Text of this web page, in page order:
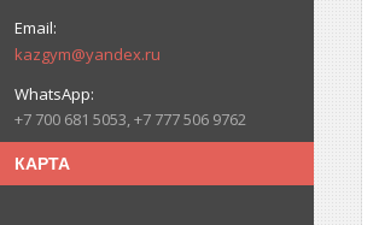
kazgym@yandex.ru
+7 700 681 5053, +7 777 506 9762
КАРТА